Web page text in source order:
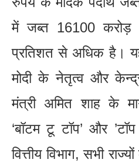
में जब्त 16100
प्रतिशत से अधिक है।
मोदी के नेतृत्व और
मंत्री अमित शाह के
‘बॉटम टू टॉप’ और
वित्तीय विभाग, सभी